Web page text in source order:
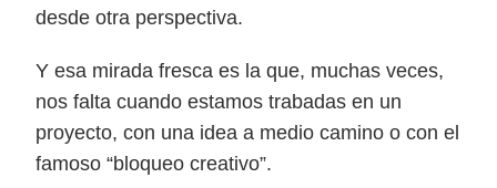
desde otra perspectiva.
Y esa mirada fresca es la que, muchas veces,
nos falta cuando estamos trabadas en un
proyecto, con una idea a medio camino o con el
famoso “bloqueo creativo”.